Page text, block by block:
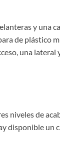
y una
de plástico
una lateral
niveles de
disponible un